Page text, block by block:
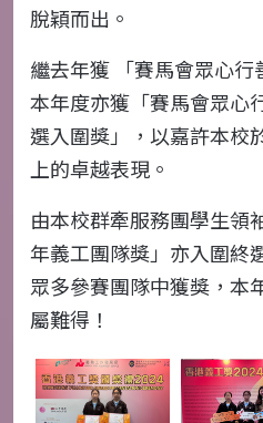
脫穎而出。
繼去年獲 「賽馬會眾心行
本年度亦獲「賽馬會眾心
選入圍獎」，以嘉許本校
上的卓越表現。
由本校群牽服務團學生領
年義工團隊獎」亦入圍終
眾多參賽團隊中獲獎，本
屬難得！